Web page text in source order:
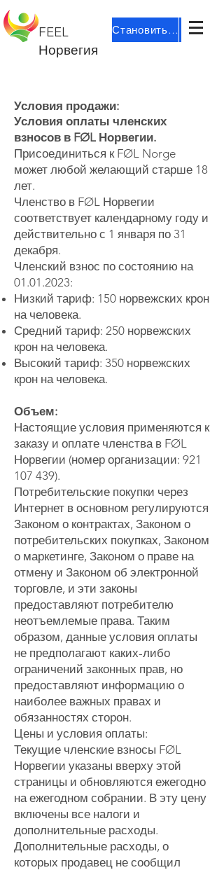
FEEL
Норвегия
Становиться участником
Условия продажи:
Условия оплаты членских
взносов в FØL Норвегии.
Присоединиться к FØL Norge
может любой желающий старше 18
лет.
Членство в FØL Норвегии
соответствует календарному году и
действительно с 1 января по 31
декабря.
Членский взнос по состоянию на
01.01.2023:
Низкий тариф: 150 норвежских крон
на человека.
Средний тариф: 250 норвежских
крон на человека.
Высокий тариф: 350 норвежских
крон на человека.
Объем:
Настоящие условия применяются к
заказу и оплате членства в FØL
Норвегии (номер организации: 921
107 439).
Потребительские покупки через
Интернет в основном регулируются
Законом о контрактах, Законом о
потребительских покупках, Законом
о маркетинге, Законом о праве на
отмену и Законом об электронной
торговле, и эти законы
предоставляют потребителю
неотъемлемые права. Таким
образом, данные условия оплаты
не предполагают каких-либо
ограничений законных прав, но
предоставляют информацию о
наиболее важных правах и
обязанностях сторон.
Цены и условия оплаты:
Текущие членские взносы FØL
Норвегии указаны вверху этой
страницы и обновляются ежегодно
на ежегодном собрании. В эту цену
включены все налоги и
дополнительные расходы.
Дополнительные расходы, о
которых продавец не сообщил